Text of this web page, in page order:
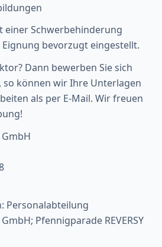
einer Schwerbehinderung
bevorzugt eingestellt.
Dann bewerben Sie sich
so können wir Ihre Unterlagen
als per E-Mail. Wir freuen
Personalabteilung
Pfennigparade REVERSY